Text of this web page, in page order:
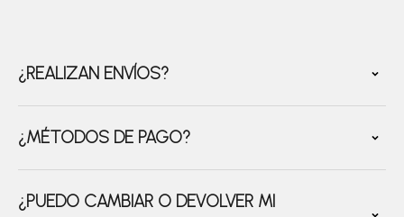
¿REALIZAN ENVÍOS?
¿MÉTODOS DE PAGO?
¿PUEDO CAMBIAR O DEVOLVER MI